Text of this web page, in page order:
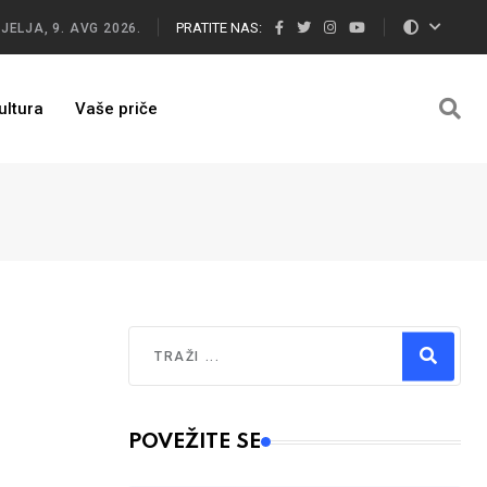
9. AVG 2026. PRATITE NAS:
Vaše priče
Type 2 or more characters for results.
POVEŽITE SE